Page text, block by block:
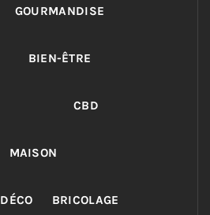
GOURMANDISE
BIEN-ÊTRE
CBD
MAISON
DÉCO BRICOLAGE